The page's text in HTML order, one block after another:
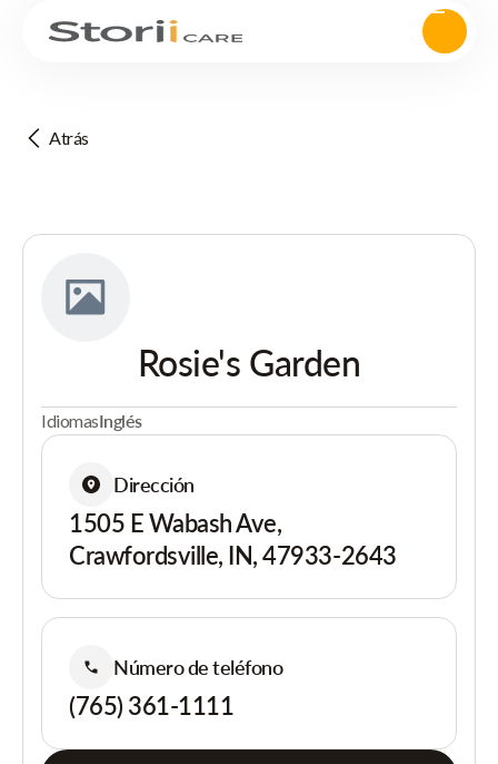
Atrás
Rosie's Garden
IdiomasInglés
Dirección
1505 E Wabash Ave,
Crawfordsville, IN, 47933-2643
Número de teléfono
(765) 361-1111